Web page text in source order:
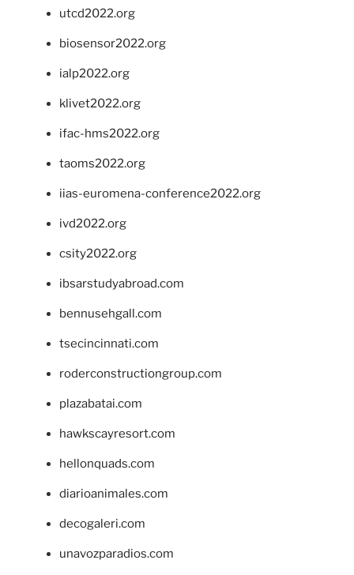
utcd2022.org
biosensor2022.org
ialp2022.org
klivet2022.org
ifac-hms2022.org
taoms2022.org
iias-euromena-conference2022.org
ivd2022.org
csity2022.org
ibsarstudyabroad.com
bennusehgall.com
tsecincinnati.com
roderconstructiongroup.com
plazabatai.com
hawkscayresort.com
hellonquads.com
diarioanimales.com
decogaleri.com
unavozparadios.com